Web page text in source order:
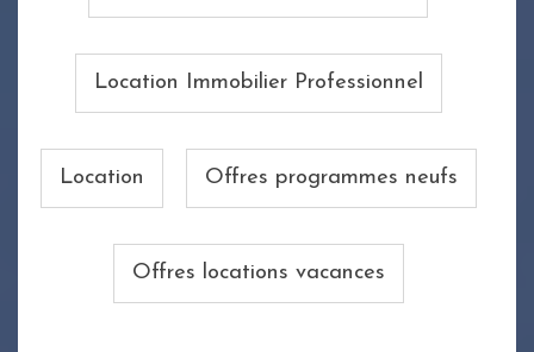
Location Immobilier Professionnel
Location Offres programmes neufs
Offres locations vacances